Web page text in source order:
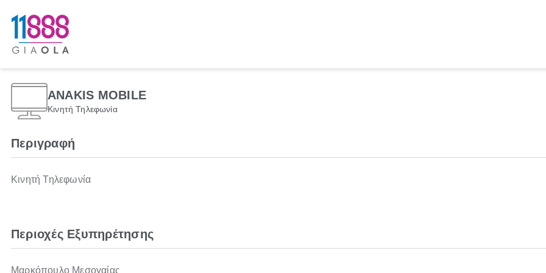
ANAKIS MOBILE
Κινητή Τηλεφωνία
Περιγραφή
Κινητή Τηλεφωνία
Περιοχές Εξυπηρέτησης
Μαρκόπουλο Μεσογαίας